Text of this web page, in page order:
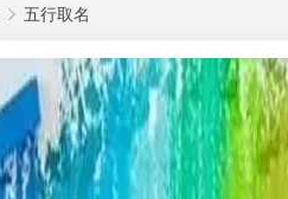
›
五行取名